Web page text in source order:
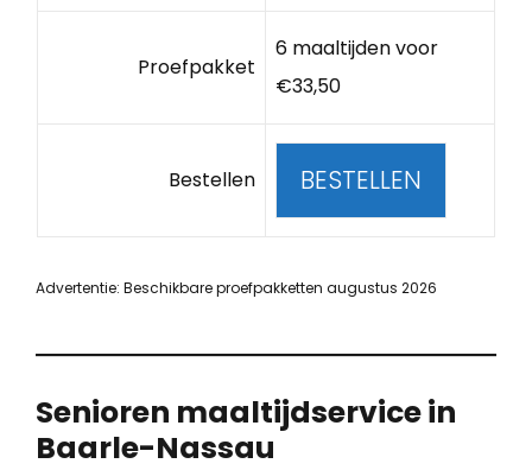
Proefpakket
6 maaltijden voor
€33,50
Bestellen BESTELLEN
Advertentie: Beschikbare proefpakketten augustus 2026
Senioren maaltijdservice in
Baarle-Nassau